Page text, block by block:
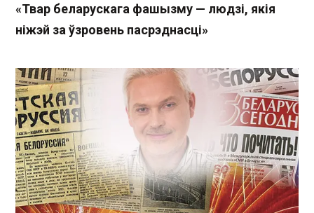
«Твар беларускага фашызму — людзі, якія
ніжэй за ўзровень пасрэднасці»